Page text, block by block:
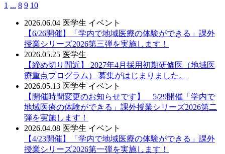
1 ... 8 9 10
2026.06.04 医学生 イベント
【6/26開催】「学内で地域医療の体験ができる」課外
授業シリーズ2026第三弾を実施します！
2026.05.25 医学生
【締め切り間近】 2027年4月採用初期研修医（地域医
療重点プログラム） 募集がはじまりました。
2026.05.13 医学生 イベント
【開催時間変更のお知らせです】 5/29開催「学内で
地域医療の体験ができる」課外授業シリーズ2026第二
弾を実施します！
2026.04.08 医学生 イベント
【4/23開催】「学内で地域医療の体験ができる」課外
授業シリーズ2026第一弾を実施します！